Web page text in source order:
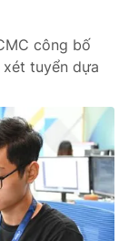
công bố
tuyển dựa